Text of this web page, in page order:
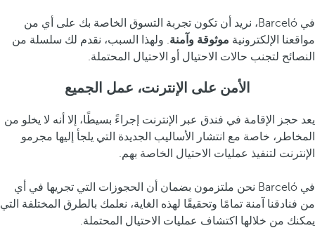
في Barceló، نريد أن تكون تجربة التسوق الخاصة بك على أي من
مواقعنا الإلكترونية موثوقة وآمنة. ولهذا السبب، نقدم لك سلسلة من
النصائح لتجنب حالات الاحتيال أو الاحتيال المحتملة.
الأمن على الإنترنت، عمل الجميع
يعد حجز الإقامة في فندق عبر الإنترنت إجراءً بسيطًا، إلا أنه لا يخلو من
المخاطر، خاصة مع انتشار الأساليب الجديدة التي يلجأ إليها مجرمو
الإنترنت لتنفيذ عمليات الاحتيال الخاصة بهم.
في Barceló نحن ملتزمون بضمان أن الحجوزات التي تجريها في أي
من فنادقنا آمنة تمامًا وتحقيقًا لهذه الغاية، نعلمك بالطرق المختلفة التي
يمكنك من خلالها اكتشاف عمليات الاحتيال المحتملة.